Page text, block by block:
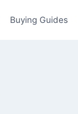
Buying Guides